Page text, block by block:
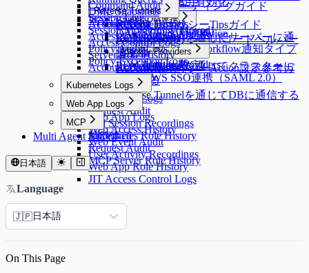
9.9.5バージョン）
Slack DM連携
Slack DM連携
Slack DM - Workflow通知タイプ
OAuth Client Application
Identity Providers
Identity Providers
AWS SSO連携（SAML 2.0）
LLM Provider設定
イド
KubernetesポリシーTipsガイド
KubernetesポリシーUIコードヘルパー
ガイド
KubernetesポリシーAction設定参考ガ
イド
WACトラブルシューティングガイド
WAC FAQ
Reverse Tunnels
Reverse Tunnels
Reverse Tunnelを通じてサーバーに通
信する
Reverse Tunnelを通じてクラスターに
通信する
Reverse Tunnelを通じてDBに通信する
AI Chat Audit
DML Snapshots
Account Lock History
Access Control Logs
Policy Audit Logs
Policy Exception Logs
Command Audit
Session Logs
Session Monitoring (Moved)
Access Control Logs
Server Role History
Account Lock History
Kubernetes Logs
Kubernetes Logs
Request Audit
Pod Session Recordings
Kubernetes Role History
Web App Logs
Web App Logs
Web Access History
Web Event Audit
User Activity Recordings
Web App Role History
JIT Access Control Logs
MCP
MCP
Request Audit
MCP Server Role History
Multi Agent 制約事項
日本語
Language
🇯🇵日本語
On This Page